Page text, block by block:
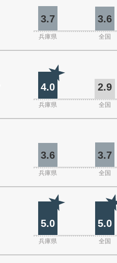
3.7 3.6
兵庫県 全国
4.0 2.9
兵庫県 全国
3.6 3.7
兵庫県 全国
5.0 5.0
兵庫県 全国